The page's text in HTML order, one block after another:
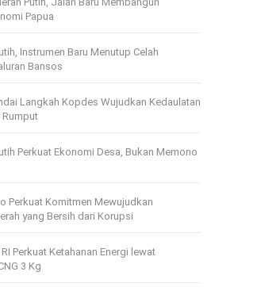
Papua
Instrumen Baru Menutup Celah
Bansos
Langkah Kopdes Wujudkan Kedaulatan
Rumput
Perkuat Ekonomi Desa, Bukan Memono
Perkuat Komitmen Mewujudkan
yang Bersih dari Korupsi
Perkuat Ketahanan Energi lewat
3 Kg